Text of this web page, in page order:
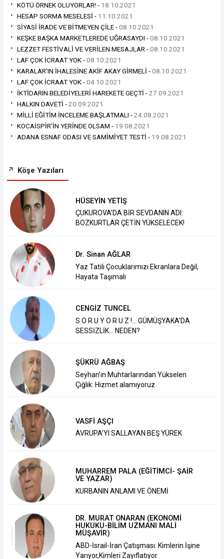
KÖTÜ ÖRNEK OLUYORLAR! - 18.10.2021
HESAP SORMA MESELESİ - 11.10.2021
SİYASİ İRADE VE BİTMEYEN ÇİLE -08.10.2021
KEŞKE BAŞKA MARKETLEREDE UĞRASAYDI -08.10.2021
LEZZET FESTİVALİ VE VERİLEN MESAJLAR -08.10.2021
LAF ÇOK İCRAAT YOK -08.10.2021
KARALAR'IN İHALESİNE AKİF AKAY GİRMELİ -08.10.2021
LAF ÇOK İCRAAT YOK -04.10.2021
İKTİDARIN BELEDİYELERİ HAREKETE GEÇTİ -27.09.2021
HALKIN DAVETİ -20.09.2021
MİLLİ EĞİTİM İNCELEME BAŞLATMALI -24.08.2021
KOCAİSPİR'İN YERİNDE OLSAM - 19.08.2021
ADANA ESNAF ODASI VE SAMİMİYET TESTİ - 19.08.2021
Köşe Yazıları
HÜSEYİN YETİŞ
ÇUKUROVA’DA BİR SEVDANIN ADI:
BOZKURTLAR ÇETİN YÜKSELECEK!
Dr. Sinan AĞLAR
Yaz Tatili Çocuklarımızı Ekranlara Değil,
Hayata Taşımalı
CENGİZ TUNCEL
S O R U Y O R U Z !... GÜMÜŞYAKA'DA
SESSİZLİK... NEDEN?
ŞÜKRÜ AĞBAŞ
Seyhan’ın Muhtarlarından Yükselen
Çığlık: Hizmet alamıyoruz
VASFİ AŞÇI
AVRUPA’YI SALLAYAN BEŞ YÜREK
MUHARREM PALA (EĞİTİMCİ- ŞAİR
VE YAZAR)
KURBANIN ANLAMI VE ÖNEMİ
DR. MURAT ONARAN (EKONOMİ
HUKUKU-BİLİM UZMANI MALİ
MÜŞAVİR)
ABD-İsrail-İran Çatışması: Kimlerin İşine
Yarıyor,Kimleri Zayıflatıyor